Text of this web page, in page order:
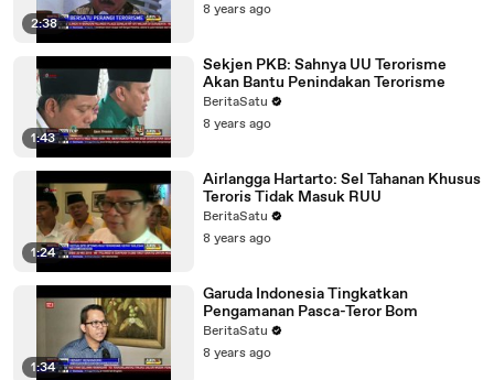
2:38
8 years ago
1:43
Sekjen PKB: Sahnya UU Terorisme
Akan Bantu Penindakan Terorisme
BeritaSatu
8 years ago
1:24
Airlangga Hartarto: Sel Tahanan Khusus
Teroris Tidak Masuk RUU
BeritaSatu
8 years ago
1:34
Garuda Indonesia Tingkatkan
Pengamanan Pasca-Teror Bom
BeritaSatu
8 years ago